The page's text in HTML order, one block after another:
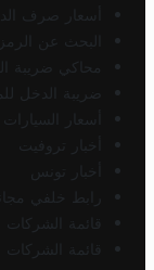
أسعار صرف
البحث عن
محاكي ضريبة
ضريبة الدخل
أسعار
أخبار تروفيت
أخبار تونس
رابط خلفي
قائمة الشركات
قائمة الشركات